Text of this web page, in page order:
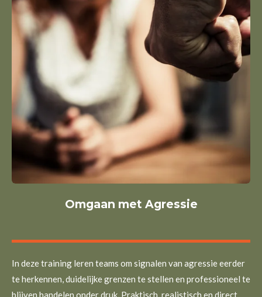
Omgaan met Agressie
In deze training leren teams om signalen van agressie eerder
te herkennen, duidelijke grenzen te stellen en professioneel te
blijven handelen onder druk. Praktisch, realistisch en direct